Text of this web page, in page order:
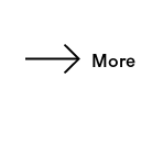
More